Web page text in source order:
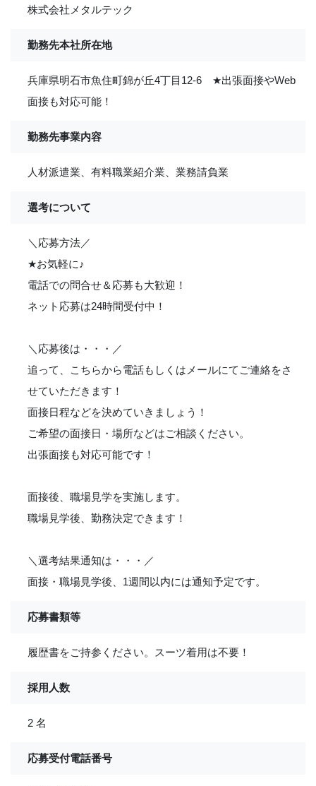
株式会社メタルテック
勤務先本社所在地
兵庫県明石市魚住町錦が丘4丁目12-6 ★出張面接やWeb
面接も対応可能！
勤務先事業内容
人材派遣業、有料職業紹介業、業務請負業
選考について
＼応募方法／
★お気軽に♪
電話での問合せ＆応募も大歓迎！
ネット応募は24時間受付中！
＼応募後は・・・／
追って、こちらから電話もしくはメールにてご連絡をさ
せていただきます！
面接日程などを決めていきましょう！
ご希望の面接日・場所などはご相談ください。
出張面接も対応可能です！
面接後、職場見学を実施します。
職場見学後、勤務決定できます！
＼選考結果通知は・・・／
面接・職場見学後、1週間以内には通知予定です。
応募書類等
履歴書をご持参ください。スーツ着用は不要！
採用人数
2 名
応募受付電話番号